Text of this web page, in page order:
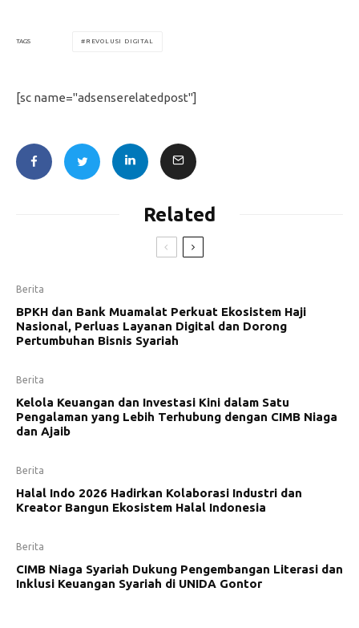
TAGS REVOLUSI DIGITAL
[sc name="adsenserelatedpost"]
Related
Berita
BPKH dan Bank Muamalat Perkuat Ekosistem Haji
Nasional, Perluas Layanan Digital dan Dorong
Pertumbuhan Bisnis Syariah
Berita
Kelola Keuangan dan Investasi Kini dalam Satu
Pengalaman yang Lebih Terhubung dengan CIMB Niaga
dan Ajaib
Berita
Halal Indo 2026 Hadirkan Kolaborasi Industri dan
Kreator Bangun Ekosistem Halal Indonesia
Berita
CIMB Niaga Syariah Dukung Pengembangan Literasi dan
Inklusi Keuangan Syariah di UNIDA Gontor